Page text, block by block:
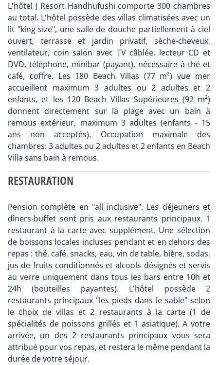
L'hôtel J Resort Handhufushi comporte 300 chambres
au total. L'hôtel possède des villas climatisées avec un
lit "king size", une salle de douche partiellement à ciel
ouvert, terrasse et jardin privatif, sèche-cheveux,
ventilateur, coin salon avec TV câblée, lecteur CD et
DVD, téléphone, minibar (payant), nécessaire à thé et
café, coffre. Les 180 Beach Villas (77 m²) vue mer
accueillent maximum 3 adultes ou 2 adultes et 2
enfants, et les 120 Beach Villas Supérieures (92 m²)
donnent directement sur la plage avec un bain à
remous extérieur, maximum 3 adultes (enfants - 15
ans non acceptés). Occupation maximale des
chambres: 3 adultes ou 2 adultes et 2 enfants en Beach
Villa sans bain à remous.
RESTAURATION
Pension complète en "all inclusive". Les déjeuners et
dîners-buffet sont pris aux restaurants principaux. 1
restaurant à la carte avec supplément. Une sélection
de boissons locales incluses pendant et en dehors des
repas : thé, café, snacks, eau, vin de table, bière, sodas,
jus de fruits conditionnés et alcools désignés et servis
au verre uniquement dans tous les bars entre 10h et
24h (bouteilles payantes). L'hôtel possède 2
restaurants principaux "les pieds dans le sable" selon
le choix de villas et 2 restaurants à la carte (1 de
spécialités de poissons grillés et 1 asiatique). A votre
arrivée, un des 2 restaurants principaux vous sera
attribué pour vos repas, et restera le même pendant la
durée de votre séjour.